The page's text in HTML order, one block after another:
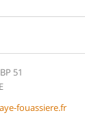
51
fouassiere.fr